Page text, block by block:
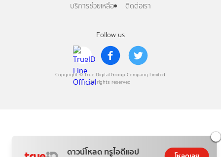
ดาวน์โหลด ทรูไอดีแอป
Follow us
Copyright © True Digital Group Company Limited.
All rights reserved
บริการช่วยเหลือ
ติดต่อเรา